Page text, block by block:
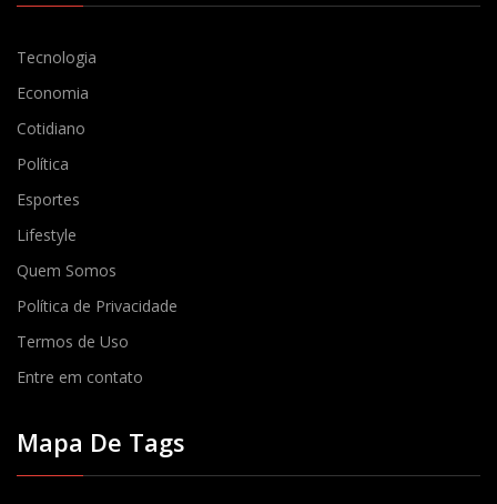
Tecnologia
Economia
Cotidiano
Política
Esportes
Lifestyle
Quem Somos
Política de Privacidade
Termos de Uso
Entre em contato
Mapa De Tags